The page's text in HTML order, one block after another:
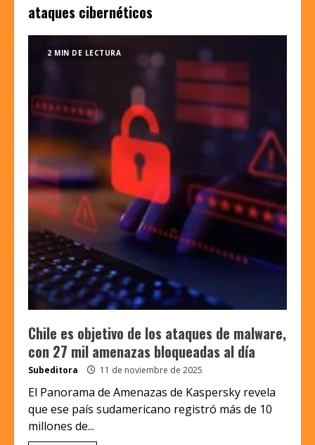
ataques cibernéticos
2 MIN DE LECTURA
Chile es objetivo de los ataques de malware,
con 27 mil amenazas bloqueadas al día
Subeditora 11 de noviembre de 2025
El Panorama de Amenazas de Kaspersky revela
que ese país sudamericano registró más de 10
millones de...